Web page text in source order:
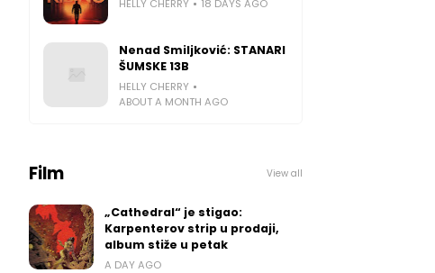
HELLY CHERRY 18 DAYS AGO
Nenad Smiljković: STANARI
ŠUMSKE 13B
HELLY CHERRY
ABOUT A MONTH AGO
Film View all
„Cathedral“ je stigao:
Karpenterov strip u prodaji,
album stiže u petak
A DAY AGO